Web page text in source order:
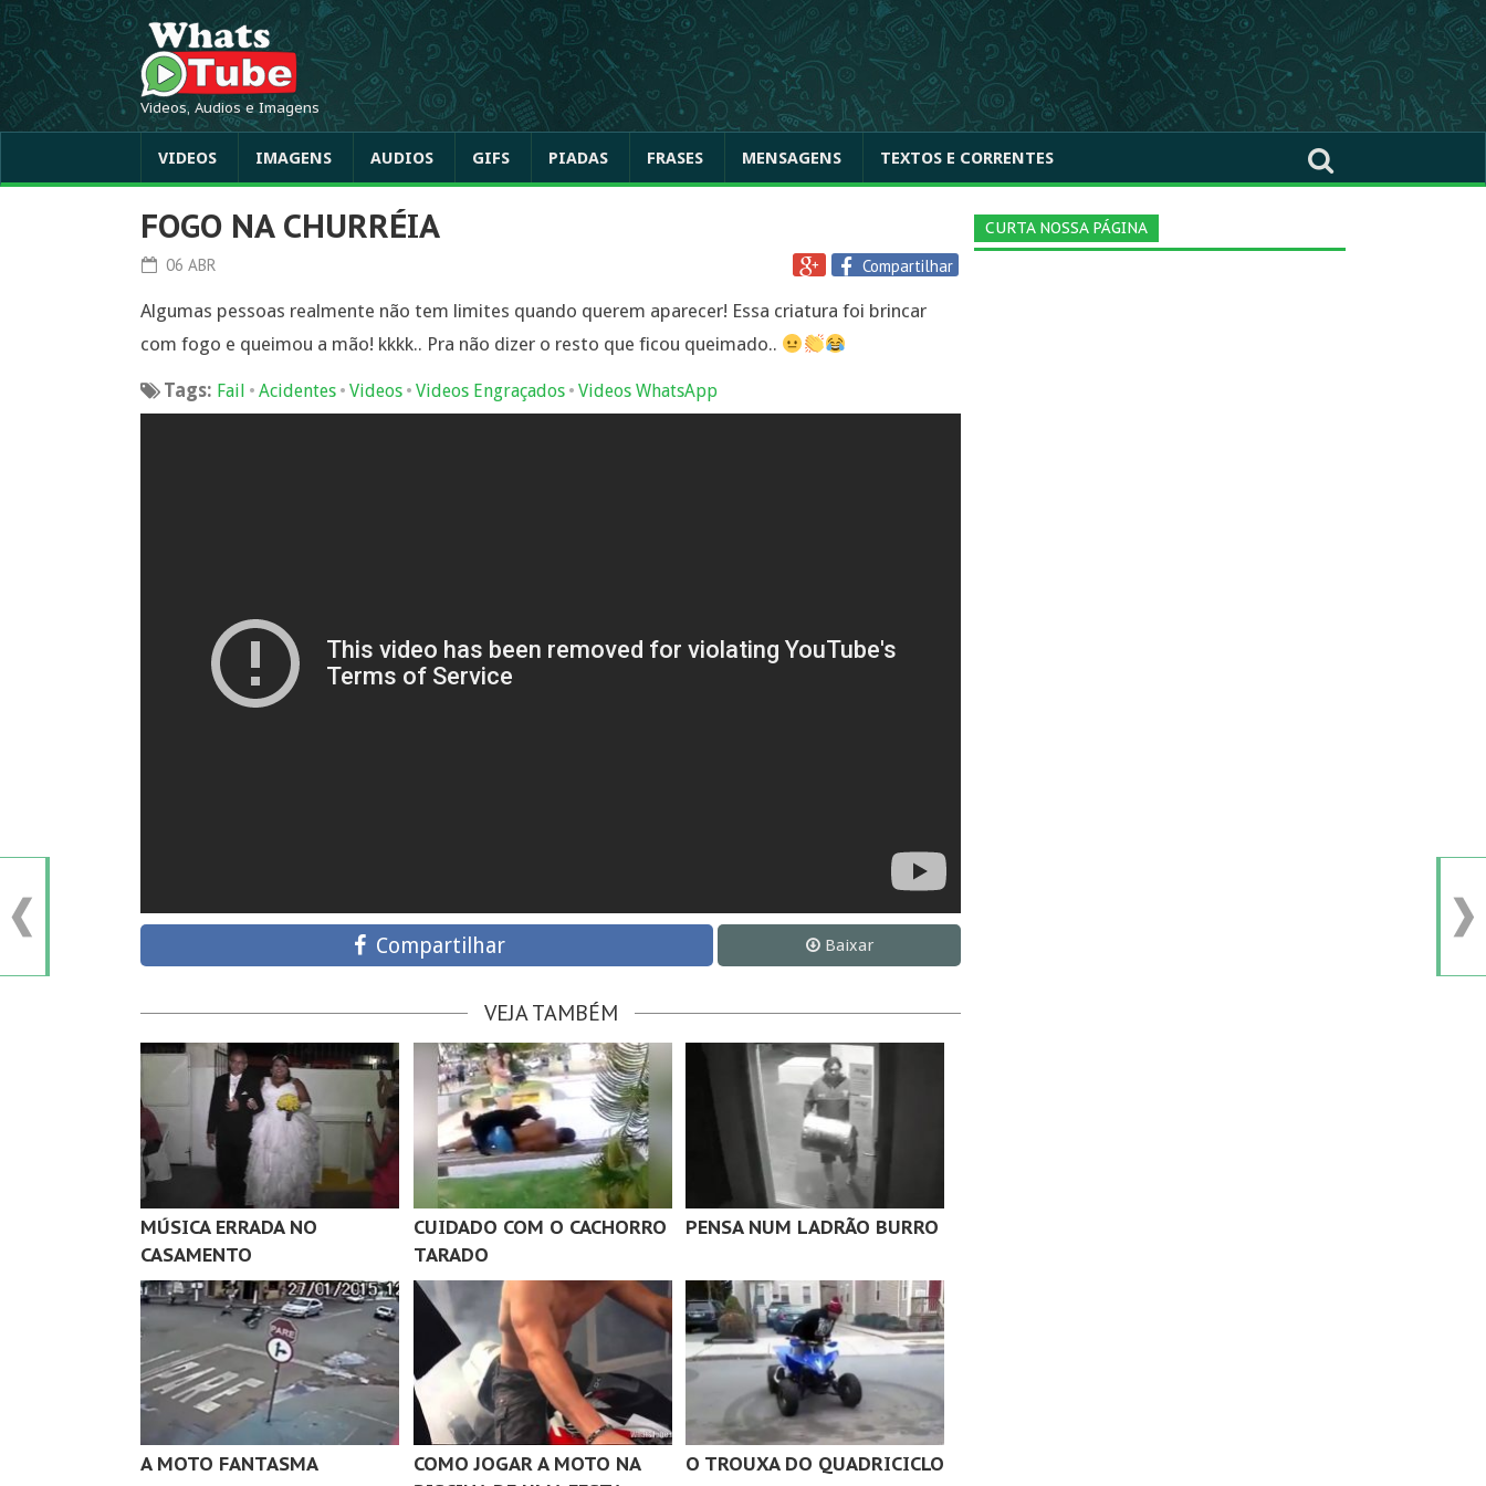
Videos, Audios e Imagens
VIDEOS IMAGENS AUDIOS GIFS PIADAS FRASES MENSAGENS TEXTOS E CORRENTES
FOGO NA CHURRÉIA
06 ABR Compartilhar
Algumas pessoas realmente não tem limites quando querem aparecer! Essa criatura foi brincar
com fogo e queimou a mão! kkkk.. Pra não dizer o resto que ficou queimado..
Tags: Fail • Acidentes • Videos • Videos Engraçados • Videos WhatsApp
Compartilhar Baixar
VEJA TAMBÉM
MÚSICA ERRADA NO
CASAMENTO
CUIDADO COM O CACHORRO
TARADO
PENSA NUM LADRÃO BURRO
A MOTO FANTASMA
COMO JOGAR A MOTO NA
O TROUXA DO QUADRICICLO
CURTA NOSSA PÁGINA